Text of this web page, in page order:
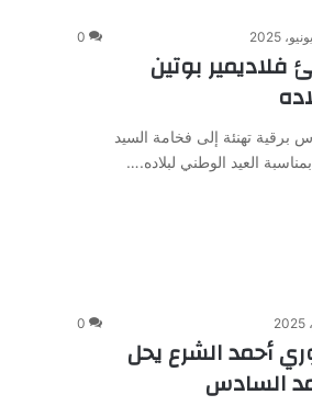
0
بوتين
تهنئة إلى فخامة السيد
العيد الوطني لبلاده.…
0
أحمد الشرع يحل
السادس